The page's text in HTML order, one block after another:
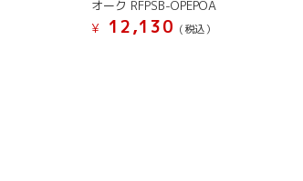
オーク RFPSB-OPEPOA
¥
12,130 (税込）